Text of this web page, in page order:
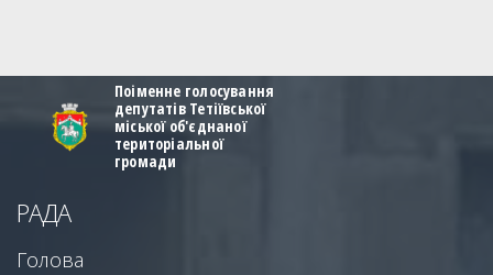
Поіменне голосування
депутатів Тетіївської
міської об'єднаної
територіальної
громади
РАДА
Голова